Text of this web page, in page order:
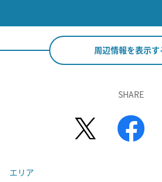
周辺情報を表示す
SHARE
エリア